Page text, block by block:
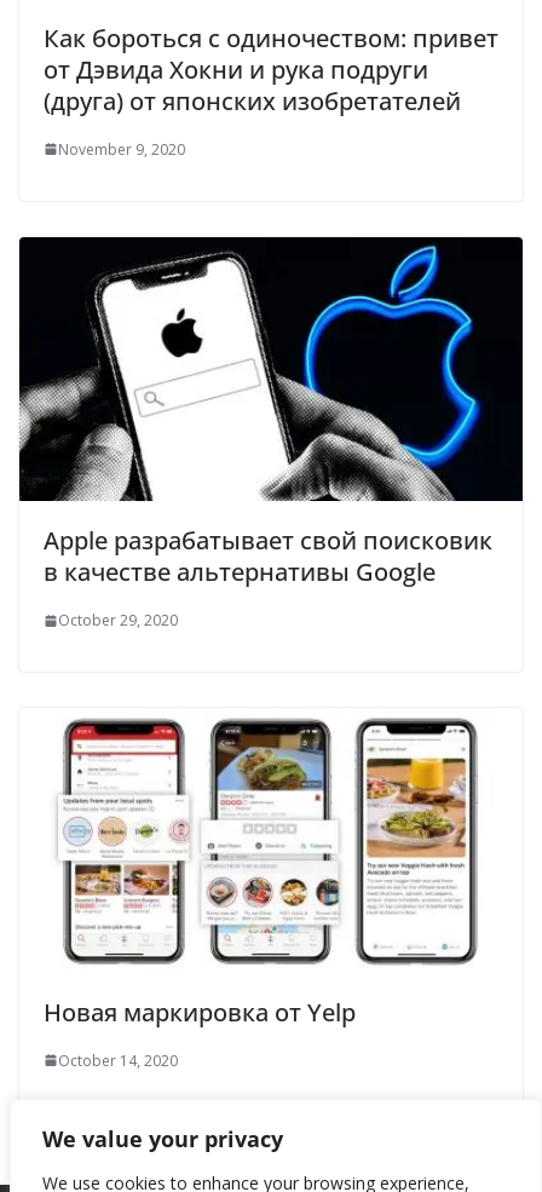
We value your privacy
We use cookies to enhance your browsing experience,
Как бороться с одиночеством: привет
от Дэвида Хокни и рука подруги
(друга) от японских изобретателей
November 9, 2020
Apple разрабатывает свой поисковик
в качестве альтернативы Google
October 29, 2020
Новая маркировка от Yelp
October 14, 2020